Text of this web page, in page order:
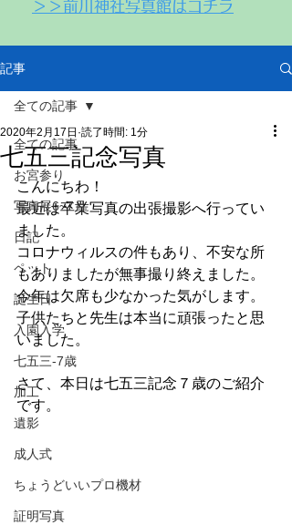
＞＞前川神社写真館はコチラ
記事
全ての記事
お宮参り
写真展6~7月
日記
ペット
誕生日
入園入学
七五三-7歳
加工
遺影
成人式
ちょうどいいプロ機材
証明写真
全ての記事
七五三記念写真
2020年2月17日 読了時間: 1分
こんにちわ！
最近は卒業写真の出張撮影へ行ってい
ました。
コロナウィルスの件もあり、不安な所
もありましたが無事撮り終えました。
今年は欠席も少なかった気がします。
子供たちと先生は本当に頑張ったと思
いました。
さて、本日は七五三記念７歳のご紹介
です。